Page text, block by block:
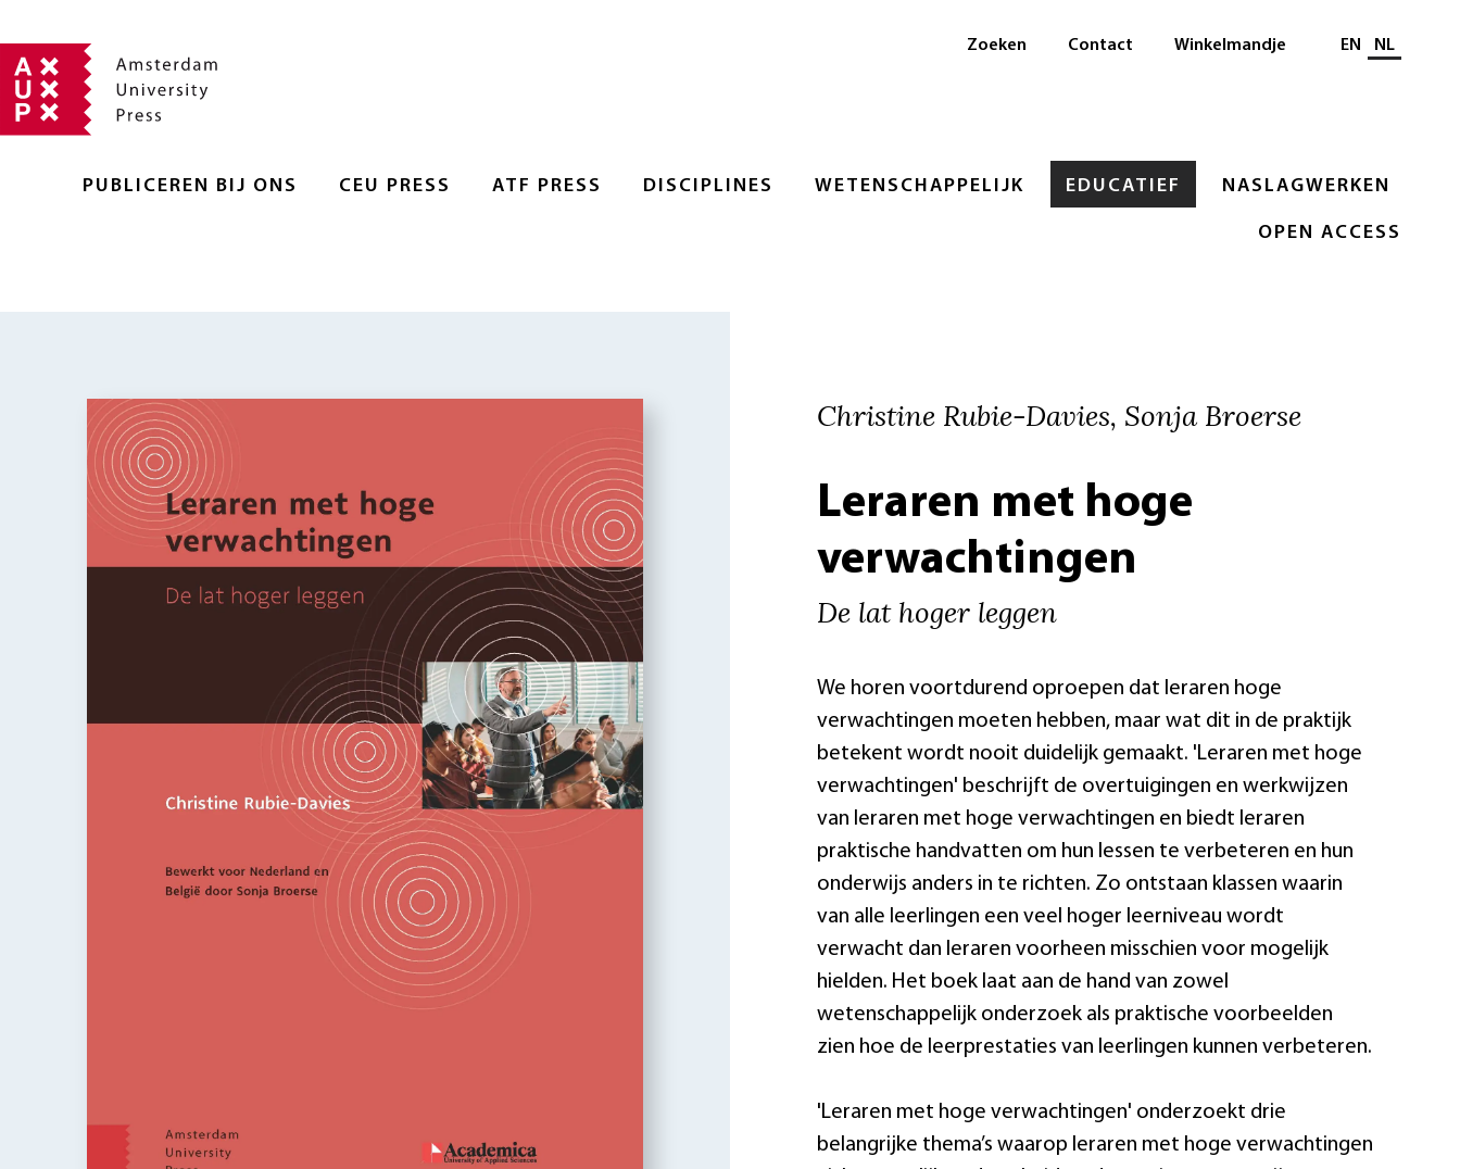
PUBLICEREN BIJ ONS CEU PRESS ATF PRESS DISCIPLINES WETENSCHAPPELIJK EDUCATIEF NASLAGWERKEN
OPEN ACCESS
Zoeken Contact Winkelmandje Selecteer taal
EN NL
Christine Rubie-Davies, Sonja Broerse
Leraren met hoge
verwachtingen
De lat hoger leggen
We horen voortdurend oproepen dat leraren hoge
verwachtingen moeten hebben, maar wat dit in de praktijk
betekent wordt nooit duidelijk gemaakt. 'Leraren met hoge
verwachtingen' beschrijft de overtuigingen en werkwijzen
van leraren met hoge verwachtingen en biedt leraren
praktische handvatten om hun lessen te verbeteren en hun
onderwijs anders in te richten. Zo ontstaan klassen waarin
van alle leerlingen een veel hoger leerniveau wordt
verwacht dan leraren voorheen misschien voor mogelijk
hielden. Het boek laat aan de hand van zowel
wetenschappelijk onderzoek als praktische voorbeelden
zien hoe de leerprestaties van leerlingen kunnen verbeteren.
'Leraren met hoge verwachtingen' onderzoekt drie
belangrijke thema’s waarop leraren met hoge verwachtingen